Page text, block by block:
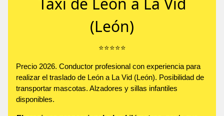
(León)
⭐️⭐️⭐️⭐️⭐️
Precio 2026. Conductor profesional con experiencia para
realizar el traslado de León a La Vid (León). Posibilidad de
transportar mascotas. Alzadores y sillas infantiles
disponibles.